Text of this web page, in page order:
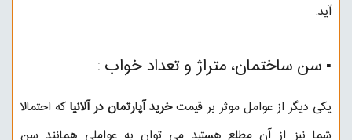
آید.
▪︎ سن ساختمان، متراژ و تعداد خواب :
یکی دیگر از عوامل موثر بر قیمتخرید آپارتمان در آلانیاکه احتمالا
شما نیز از آن مطلع هستید می توان به عواملی همانند سن